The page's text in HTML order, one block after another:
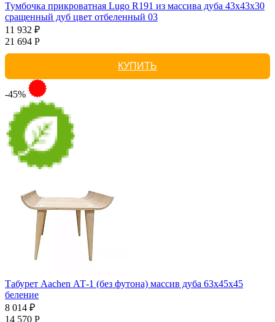
Тумбочка прикроватная Lugo R191 из массива дуба 43х43х30
сращенный дуб цвет отбеленный 03
11 932 ₽
21 694 Р
КУПИТЬ
-45%
Табурет Aachen АТ-1 (без футона) массив дуба 63х45х45
беление
8 014 ₽
14 570 Р